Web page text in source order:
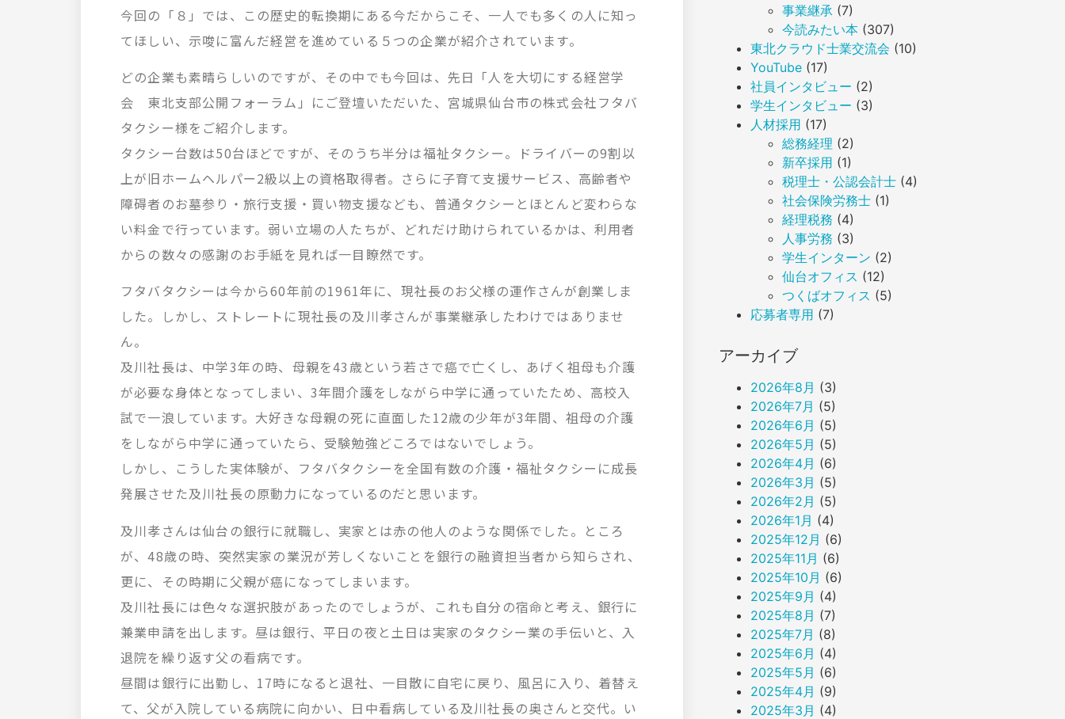
今回の「８」では、この歴史的転換期にある今だからこそ、一人でも多くの人に知っ
てほしい、示唆に富んだ経営を進めている５つの企業が紹介されています。
どの企業も素晴らしいのですが、その中でも今回は、先日「人を大切にする経営学
会 東北支部公開フォーラム」にご登壇いただいた、宮城県仙台市の株式会社フタバ
タクシー様をご紹介します。
タクシー台数は50台ほどですが、そのうち半分は福祉タクシー。ドライバーの9割以
上が旧ホームヘルパー2級以上の資格取得者。さらに子育て支援サービス、高齢者や
障碍者のお墓参り・旅行支援・買い物支援なども、普通タクシーとほとんど変わらな
い料金で行っています。弱い立場の人たちが、どれだけ助けられているかは、利用者
からの数々の感謝のお手紙を見れば一目瞭然です。
フタバタクシーは今から60年前の1961年に、現社長のお父様の運作さんが創業しま
した。しかし、ストレートに現社長の及川孝さんが事業継承したわけではありませ
ん。
及川社長は、中学3年の時、母親を43歳という若さで癌で亡くし、あげく祖母も介護
が必要な身体となってしまい、3年間介護をしながら中学に通っていたため、高校入
試で一浪しています。大好きな母親の死に直面した12歳の少年が3年間、祖母の介護
をしながら中学に通っていたら、受験勉強どころではないでしょう。
しかし、こうした実体験が、フタバタクシーを全国有数の介護・福祉タクシーに成長
発展させた及川社長の原動力になっているのだと思います。
及川孝さんは仙台の銀行に就職し、実家とは赤の他人のような関係でした。ところ
が、48歳の時、突然実家の業況が芳しくないことを銀行の融資担当者から知らされ、
更に、その時期に父親が癌になってしまいます。
及川社長には色々な選択肢があったのでしょうが、これも自分の宿命と考え、銀行に
兼業申請を出します。昼は銀行、平日の夜と土日は実家のタクシー業の手伝いと、入
退院を繰り返す父の看病です。
昼間は銀行に出勤し、17時になると退社、一目散に自宅に戻り、風呂に入り、着替え
て、父が入院している病院に向かい、日中看病している及川社長の奥さんと交代。い
事業継承 (7)
今読みたい本(307)
東北クラウド士業交流会 (10)
YouTube(17)
社員インタビュー (2)
学生インタビュー (3)
人材採用 (17)
総務経理 (2)
新卒採用 (1)
税理士・公認会計士(4)
社会保険労務士(1)
経理税務 (4)
人事労務 (3)
学生インターン (2)
仙台オフィス (12)
つくばオフィス (5)
応募者専用 (7)
アーカイブ
2026年8月 (3)
2026年7月 (5)
2026年6月 (5)
2026年5月 (5)
2026年4月 (6)
2026年3月 (5)
2026年2月 (5)
2026年1月 (4)
2025年12月 (6)
2025年11月 (6)
2025年10月 (6)
2025年9月 (4)
2025年8月 (7)
2025年7月 (8)
2025年6月 (4)
2025年5月 (6)
2025年4月 (9)
2025年3月 (4)